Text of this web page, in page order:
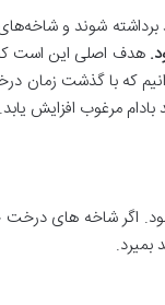
برداشته شوند و
. هدف اصلی این است که
که با گذشت
مرغوب افزایش یابد.
شود. اگر شاخه های